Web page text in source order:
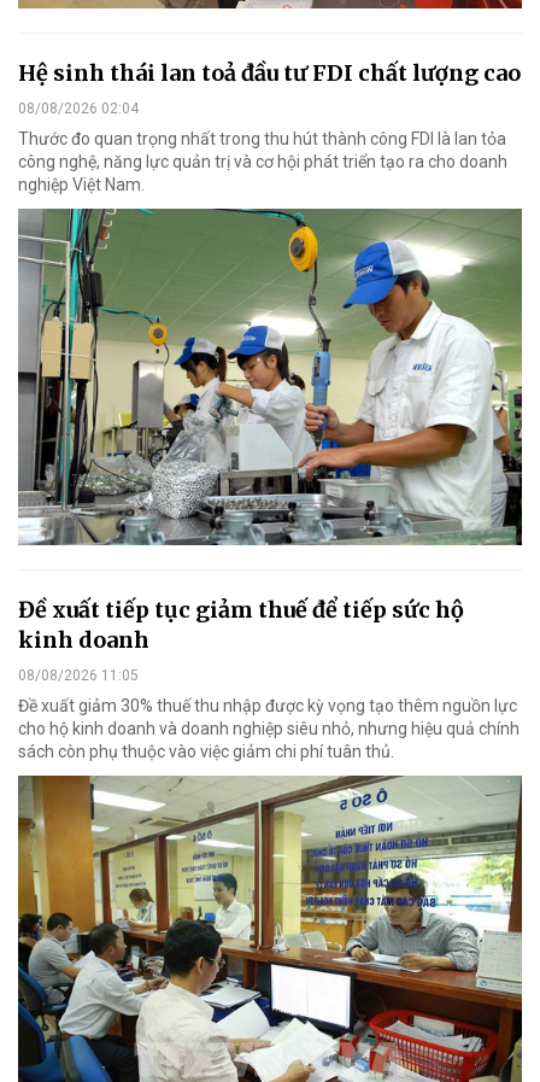
Hệ sinh thái lan toả đầu tư FDI chất lượng cao
08/08/2026 02:04
Thước đo quan trọng nhất trong thu hút thành công FDI là lan tỏa
công nghệ, năng lực quản trị và cơ hội phát triển tạo ra cho doanh
nghiệp Việt Nam.
Đề xuất tiếp tục giảm thuế để tiếp sức hộ
kinh doanh
08/08/2026 11:05
Đề xuất giảm 30% thuế thu nhập được kỳ vọng tạo thêm nguồn lực
cho hộ kinh doanh và doanh nghiệp siêu nhỏ, nhưng hiệu quả chính
sách còn phụ thuộc vào việc giảm chi phí tuân thủ.